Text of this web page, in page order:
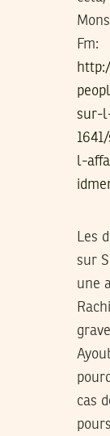
Fm:
sur-
l-
Les
sur
une
cas